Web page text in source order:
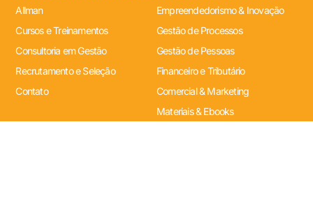
Allman
Cursos e Treinamentos
Consultoria em Gestão
Recrutamento e Seleção
Contato
Empreendedorismo & Inovação
Gestão de Processos
Gestão de Pessoas
Financeiro e Tributário
Comercial & Marketing
Materiais & Ebooks